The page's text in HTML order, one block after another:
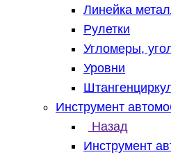
Линейка
Рулетки
Угломеры,
Уровни
Инструмент
Назад
Инструмент